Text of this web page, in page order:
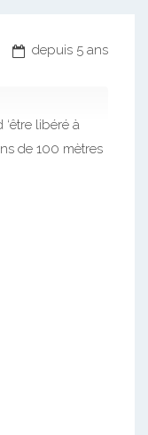
depuis 5 ans
libéré à
de 100 mètres